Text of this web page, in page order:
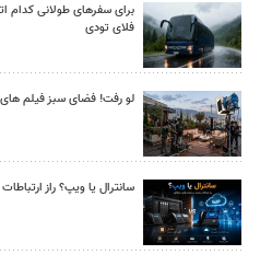
برای سفرهای طولانی کدام
فلای تودی
لو رفت! فضای سبز فیلم
سانترال یا ویپ؟ راز